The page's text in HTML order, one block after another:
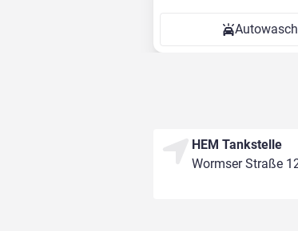
HEM Tankstelle
Wormser Straße